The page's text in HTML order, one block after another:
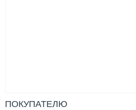
ПОКУПАТЕЛЮ